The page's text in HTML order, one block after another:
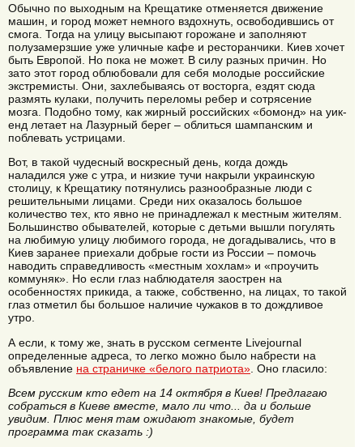
Обычно по выходным на Крещатике отменяется движение
машин, и город может немного вздохнуть, освободившись от
смога. Тогда на улицу высыпают горожане и заполняют
полузамерзшие уже уличные кафе и ресторанчики. Киев хочет
быть Европой. Но пока не может. В силу разных причин. Но
зато этот город облюбовали для себя молодые российские
экстремисты. Они, захлебываясь от восторга, ездят сюда
размять кулаки, получить переломы ребер и сотрясение
мозга. Подобно тому, как жирный российских «бомонд» на уик-
енд летает на Лазурный берег – облиться шампанским и
поблевать устрицами.
Вот, в такой чудесный воскресный день, когда дождь
наладился уже с утра, и низкие тучи накрыли украинскую
столицу, к Крещатику потянулись разнообразные люди с
решительными лицами. Среди них оказалось большое
количество тех, кто явно не принадлежал к местным жителям.
Большинство обывателей, которые с детьми вышли погулять
на любимую улицу любимого города, не догадывались, что в
Киев заранее приехали добрые гости из России – помочь
наводить справедливость «местным хохлам» и «проучить
коммуняк». Но если глаз наблюдателя заострен на
особенностях прикида, а также, собственно, на лицах, то такой
глаз отметил бы большое наличие чужаков в то дождливое
утро.
А если, к тому же, знать в русском сегменте Livejournal
определенные адреса, то легко можно было набрести на
объявление на страничке «белого патриота» . Оно гласило:
Всем русским кто едет на 14 октября в Киев! Предлагаю
собраться в Киеве вместе, мало ли что... да и больше
увидим. Плюс меня там ожидают знакомые, будет
программа так сказать :)